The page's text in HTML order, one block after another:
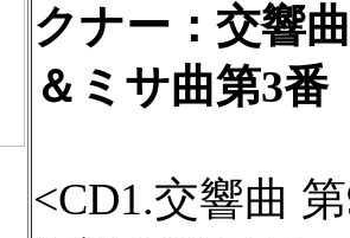
クナー：交響
＆ミサ曲第3番
<CD1.交響曲